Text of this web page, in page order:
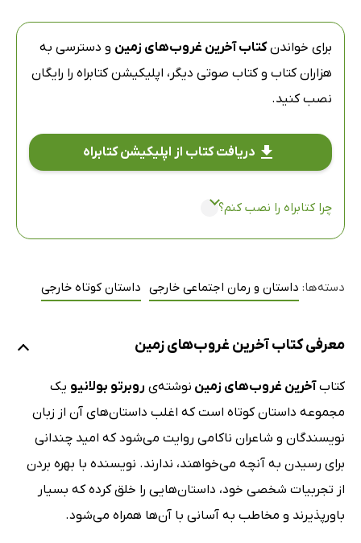
برای خواندنکتاب آخرین غروب‌های زمین و دسترسی به
هزاران کتاب و کتاب صوتی دیگر، اپلیکیشن کتابراه را رایگان
نصب کنید.
دریافت کتاب از اپلیکیشن کتابراه
چرا کتابراه را نصب کنم؟
دسته‌ها: داستان و رمان اجتماعی خارجی داستان کوتاه خارجی
معرفی کتاب آخرین غروب‌های زمین
کتابآخرین غروب‌های زمین نوشته‌ی روبرتو بولانیو یک
مجموعه داستان کوتاه است که اغلب داستان‌های آن از زبان
نویسندگان و شاعران ناکامی روایت می‌شود که امید چندانی
برای رسیدن به آنچه می‌خواهند، ندارند. نویسنده با بهره بردن
از تجربیات شخصی خود، داستان‌هایی را خلق کرده که بسیار
باورپذیرند و مخاطب به آسانی با آن‌ها همراه می‌شود.